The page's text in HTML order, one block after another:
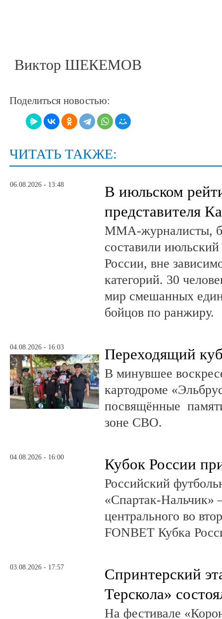
Виктор ШЕКЕМОВ
Поделиться новостью:
ЧИТАТЬ ТАКЖЕ:
06.08.2026 - 13:48
В июльском
представителя
ММА-журналисты,
составили
России, вне
категорий. 30
мир смешанных
бойцов по ранжиру.
04.08.2026 - 16:03 Переходящий
В минувшее
картодроме
посвящённые
зоне СВО.
04.08.2026 - 16:00 Кубок России
Российский
«Спартак-Нальчик»
центрального во
FONBET Кубка
03.08.2026 - 17:57
Спринтерский
Терскола»
На фестивале